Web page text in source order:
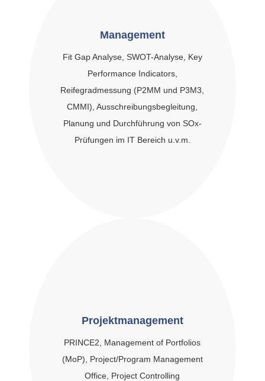
Management
Fit Gap Analyse, SWOT-Analyse, Key
Performance Indicators,
Reifegradmessung (P2MM und P3M3,
CMMI), Ausschreibungsbegleitung,
Planung und Durchführung von SOx-
Prüfungen im IT Bereich u.v.m.
Projektmanagement
PRINCE2, Management of Portfolios
(MoP), Project/Program Management
Office, Project Controlling